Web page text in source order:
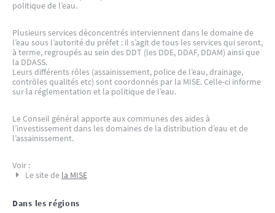
politique de l’eau.
Plusieurs services déconcentrés interviennent dans le domaine de
l’eau sous l’autorité du préfet : il s’agit de tous les services qui seront,
à terme, regroupés au sein des DDT (les DDE, DDAF, DDAM) ainsi que
la DDASS.
Leurs différents rôles (assainissement, police de l’eau, drainage,
contrôles qualités etc) sont coordonnés par la MISE. Celle-ci informe
sur la réglementation et la politique de l’eau.
Le Conseil général apporte aux communes des aides à
l’investissement dans les domaines de la distribution d’eau et de
l’assainissement.
Voir :
Le site de la MISE
Dans les régions